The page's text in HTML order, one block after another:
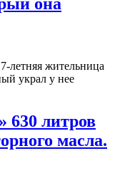
летняя жительница
украл у нее
630 литров
масла.